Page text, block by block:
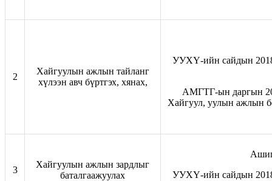
2
Хайгуулын ажлын тайланг
хүлээн авч бүртгэх, хянах,
УУХҮ-ийн сайдын
АМГТГ-ын даргын
Хайгуул, уулын ажлын
3
Хайгуулын ажлын зардлыг
баталгаажуулах
УУХҮ-ийн сайдын